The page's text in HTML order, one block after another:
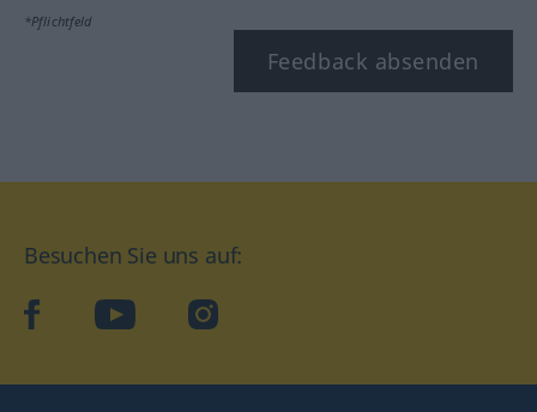
*Pflichtfeld
Feedback absenden
Besuchen Sie uns auf:
facebookYouTube Instagram